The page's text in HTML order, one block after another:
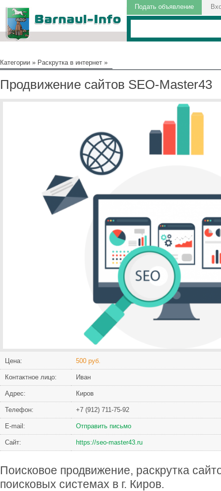
Подать объявление
Категории » Раскрутка в интернет »
Продвижение сайтов SEO-Master43
Цена: 500 руб.
Контактное лицо: Иван
Адрес: Киров
Телефон: +7 (912) 711-75-92
Е-mail: Отправить письмо
Сайт: https://seo-master43.ru
Поисковое продвижение, раскрутка
поисковых системах в г. Киров.